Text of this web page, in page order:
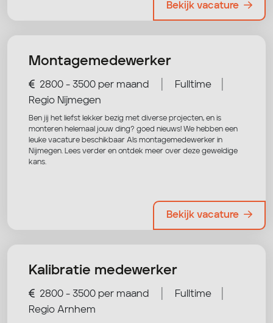
Bekijk vacature
Montagemedewerker
2800 - 3500 per maand Fulltime
Regio Nijmegen
Ben jij het liefst lekker bezig met diverse projecten, en is
monteren helemaal jouw ding? goed nieuws! We hebben een
leuke vacature beschikbaar Als montagemedewerker in
Nijmegen. Lees verder en ontdek meer over deze geweldige
kans.
Bekijk vacature
Kalibratie medewerker
2800 - 3500 per maand Fulltime
Regio Arnhem